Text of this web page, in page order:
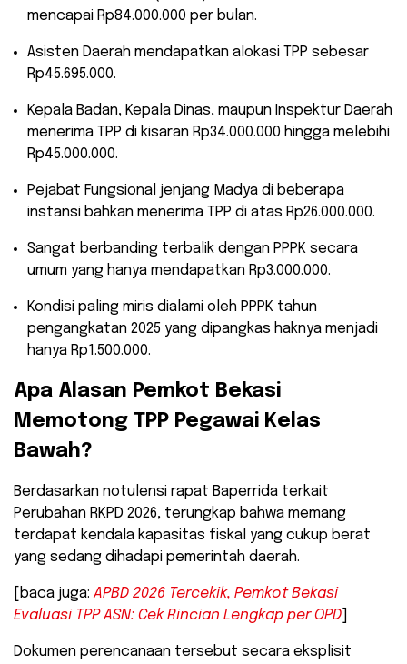
mencapai Rp84.000.000 per bulan.
Asisten Daerah mendapatkan alokasi TPP sebesar
Rp45.695.000.
Kepala Badan, Kepala Dinas, maupun Inspektur Daerah
menerima TPP di kisaran Rp34.000.000 hingga melebihi
Rp45.000.000.
Pejabat Fungsional jenjang Madya di beberapa
instansi bahkan menerima TPP di atas Rp26.000.000.
Sangat berbanding terbalik dengan PPPK secara
umum yang hanya mendapatkan Rp3.000.000.
Kondisi paling miris dialami oleh PPPK tahun
pengangkatan 2025 yang dipangkas haknya menjadi
hanya Rp1.500.000.
​Apa Alasan Pemkot Bekasi
Memotong TPP Pegawai Kelas
Bawah?
Berdasarkan notulensi rapat Baperrida terkait
Perubahan RKPD 2026, terungkap bahwa memang
terdapat kendala kapasitas fiskal yang cukup berat
yang sedang dihadapi pemerintah daerah.
[baca juga: APBD 2026 Tercekik, Pemkot Bekasi
Evaluasi TPP ASN: Cek Rincian Lengkap per OPD
​Dokumen perencanaan tersebut secara eksplisit